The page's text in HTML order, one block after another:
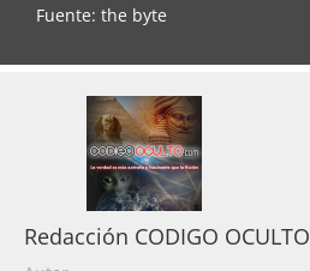
Fuente: the byte
Redacción CODIGO OCULTO